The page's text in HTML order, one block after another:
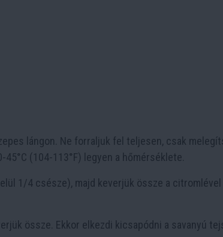
lángon. Ne forraljuk fel teljesen, csak
(104-113°F) legyen a hőmérséklete.
1/4 csésze), majd keverjük össze a citromlével
össze. Ekkor elkezdi kicsapódni a savanyú